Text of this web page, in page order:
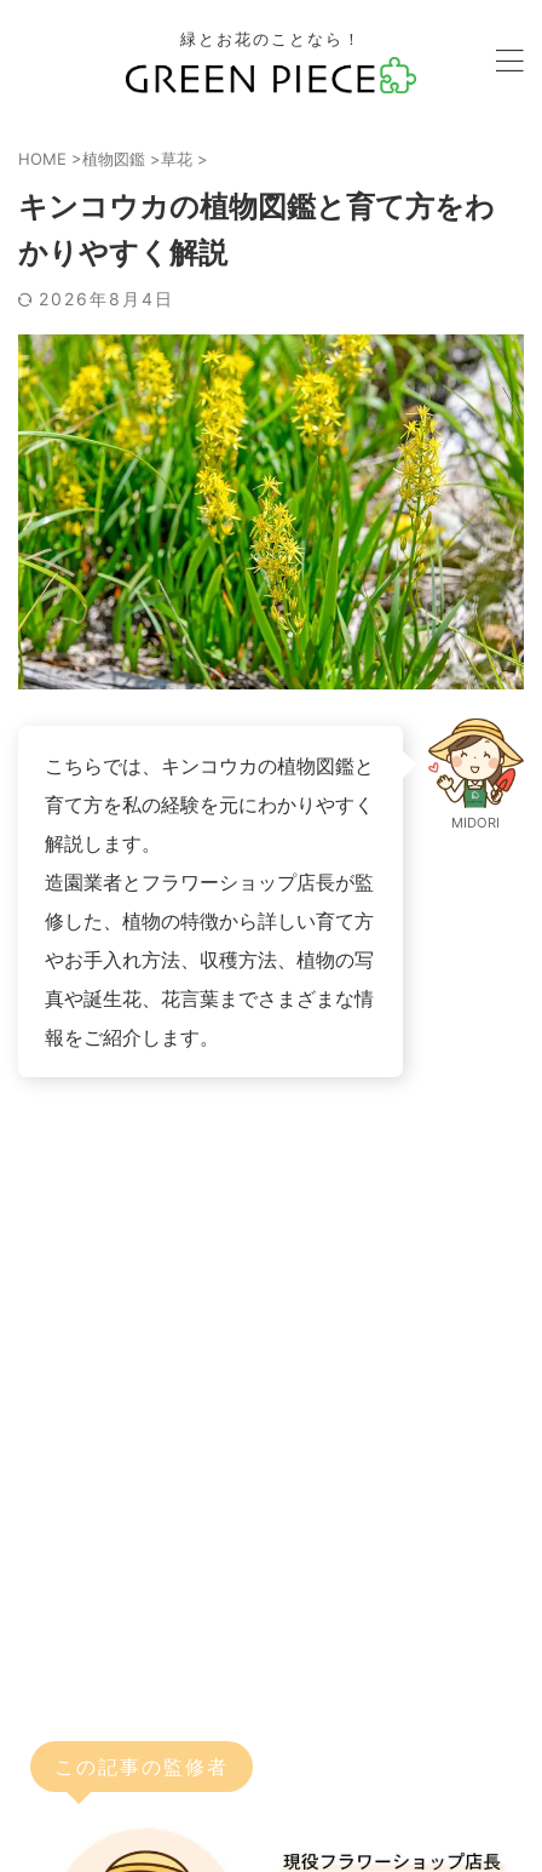
緑とお花のことなら！
HOME >植物図鑑 >草花 >
キンコウカの植物図鑑と育て方をわ
かりやすく解説
2026年8月4日
こちらでは、キンコウカの植物図鑑と
育て方を私の経験を元にわかりやすく
解説します。
造園業者とフラワーショップ店長が監
修した、植物の特徴から詳しい育て方
やお手入れ方法、収穫方法、植物の写
真や誕生花、花言葉までさまざまな情
報をご紹介します。
MIDORI
この記事の監修者